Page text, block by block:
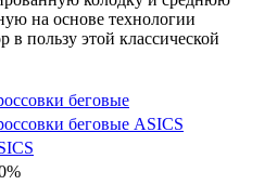
на основе технологии
пользу этой классической
беговые
беговые ASICS